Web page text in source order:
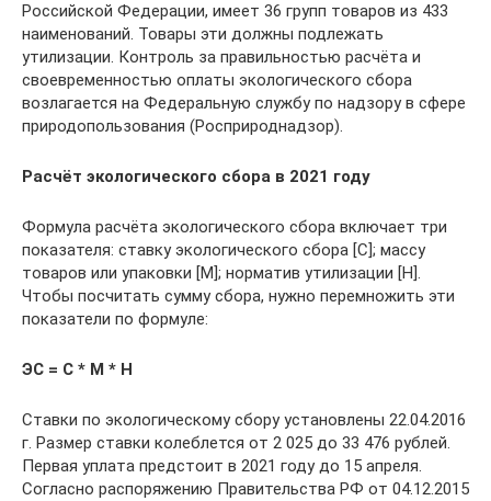
Российской Федерации, имеет 36 групп товаров из 433
наименований. Товары эти должны подлежать
утилизации. Контроль за правильностью расчёта и
своевременностью оплаты экологического сбора
возлагается на Федеральную службу по надзору в сфере
природопользования (Росприроднадзор).
Расчёт экологического сбора в 2021 году
Формула расчёта экологического сбора включает три
показателя: ставку экологического сбора [С]; массу
товаров или упаковки [М]; норматив утилизации [Н].
Чтобы посчитать сумму сбора, нужно перемножить эти
показатели по формуле:
ЭС = С * М * Н
Ставки по экологическому сбору установлены 22.04.2016
г. Размер ставки колеблется от 2 025 до 33 476 рублей.
Первая уплата предстоит в 2021 году до 15 апреля.
Согласно распоряжению Правительства РФ от 04.12.2015